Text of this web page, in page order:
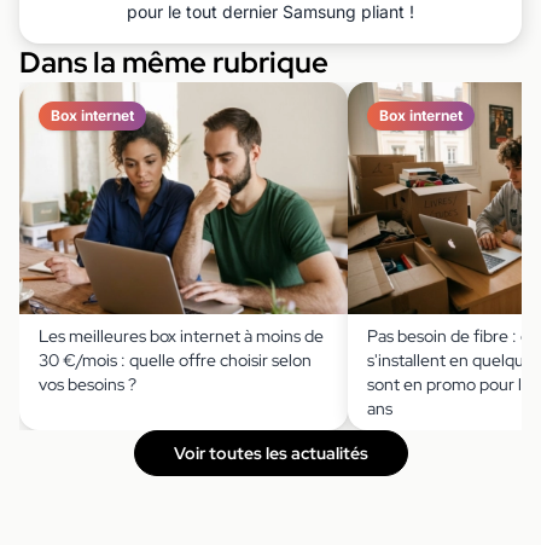
pour le tout dernier Samsung pliant !
Dans la même rubrique
Box internet
Les meilleures box internet à moins de
30 €/mois : quelle offre choisir selon
vos besoins ?
Box internet
Pas besoin de fibre :
s'installent en
sont en promo pour
ans
Voir toutes les actualités